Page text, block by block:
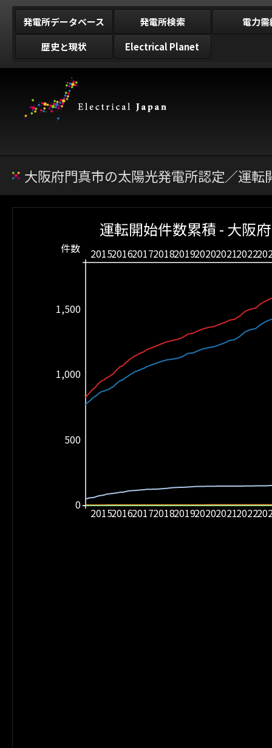
発電所データベース 発電所検索
電力需
歴史と現状
Electrical Planet
大阪府門真市の太陽光発電所認定／運転
20152016201720182019202020212022
20152016201720182019202020212022
0
500
1,000
1,500
件数
運転開始件数累積 - 大阪